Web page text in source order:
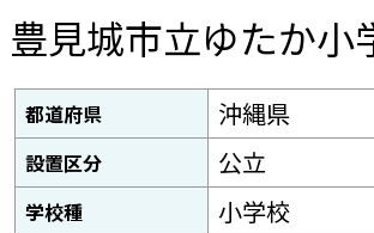
豊見城市立ゆたか小
都道府県 沖縄県
設置区分 公立
学校種 小学校